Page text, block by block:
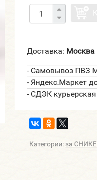
Доставка: Москва
- Самовывоз ПВЗ
- Яндекс.Маркет
- СДЭК
Категории:за